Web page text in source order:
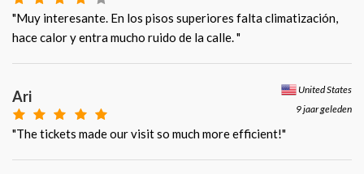
"Muy interesante. En los pisos superiores falta climatización,
hace calor y entra mucho ruido de la calle. "
United States
9 jaar geleden
Ari
"The tickets made our visit so much more efficient!"